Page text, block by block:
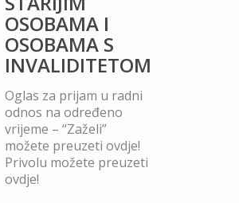
OSOBAMA I
OSOBAMA S
INVALIDITETOM
Oglas za prijam u radni
odnos na određeno
vrijeme – “Zaželi”
možete preuzeti ovdje!
Privolu možete preuzeti
ovdje!